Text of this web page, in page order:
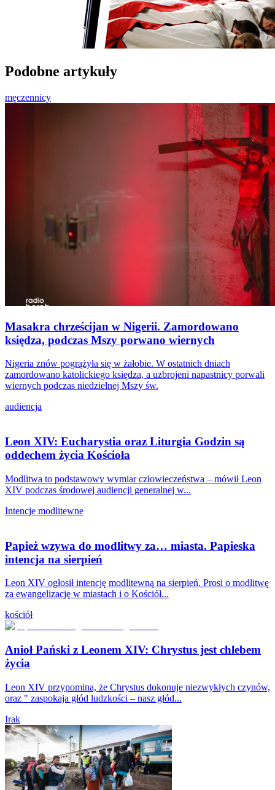
Podobne artykuły
męczennicy
Masakra chrześcijan w Nigerii. Zamordowano
księdza, podczas Mszy porwano wiernych
Nigeria znów pogrążyła się w żałobie. W ostatnich dniach
zamordowano katolickiego księdza, a uzbrojeni napastnicy porwali
wiernych podczas niedzielnej Mszy św.
audiencja
Leon XIV: Eucharystia oraz Liturgia Godzin są
oddechem życia Kościoła
Modlitwa to podstawowy wymiar człowieczeństwa – mówił Leon
XIV podczas środowej audiencji generalnej w...
Intencje modlitewne
Papież wzywa do modlitwy za… miasta. Papieska
intencja na sierpień
Leon XIV ogłosił intencję modlitewną na sierpień. Prosi o modlitwę
za ewangelizację w miastach i o Kościół...
kościół
Anioł Pański z Leonem XIV: Chrystus jest chlebem
życia
Leon XIV przypomina, że Chrystus dokonuje niezwykłych czynów,
oraz " zaspokaja głód ludzkości – nasz głód...
Irak